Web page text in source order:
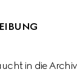
in die